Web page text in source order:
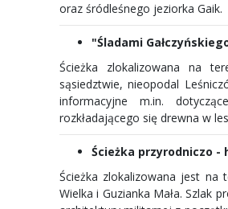
oraz śródleśnego jeziorka Gaik.
"Śladami
Ścieżka zlokalizowana na
sąsiedztwie, nieopodal
informacyjne m.in.
rozkładającego się drewna w
Ścieżka przyrodniczo -
Ścieżka zlokalizowana jest na
Wielka i Guzianka Mała. Szlak